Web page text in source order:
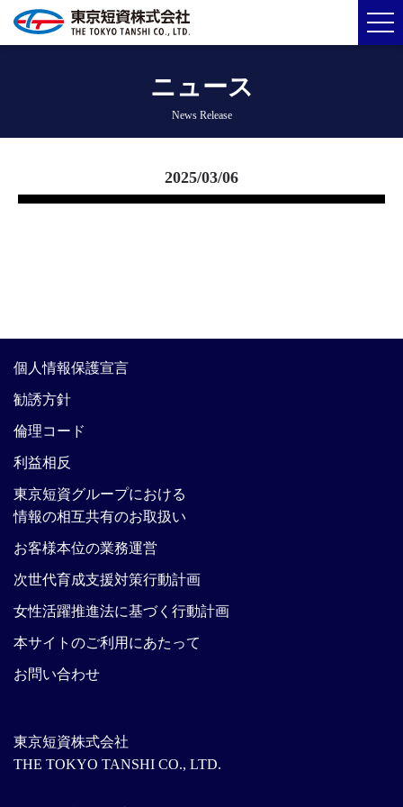
ニュース
News Release
2025/03/06
東京短資株式会社
THE TOKYO TANSHI CO., LTD.
個人情報保護宣言
勧誘方針
倫理コード
利益相反
東京短資グループにおける
情報の相互共有のお取扱い
お客様本位の業務運営
次世代育成支援対策行動計画
女性活躍推進法に基づく行動計画
本サイトのご利用にあたって
お問い合わせ